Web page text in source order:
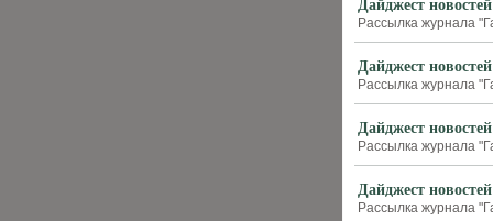
Дайджест
Рассылка журнала
Дайджест
Рассылка журнала
Дайджест
Рассылка журнала
Дайджест
Рассылка журнала